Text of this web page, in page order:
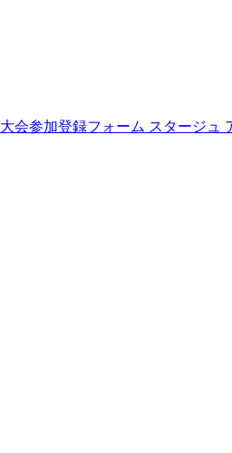
大会参加登録フォーム スタージュ